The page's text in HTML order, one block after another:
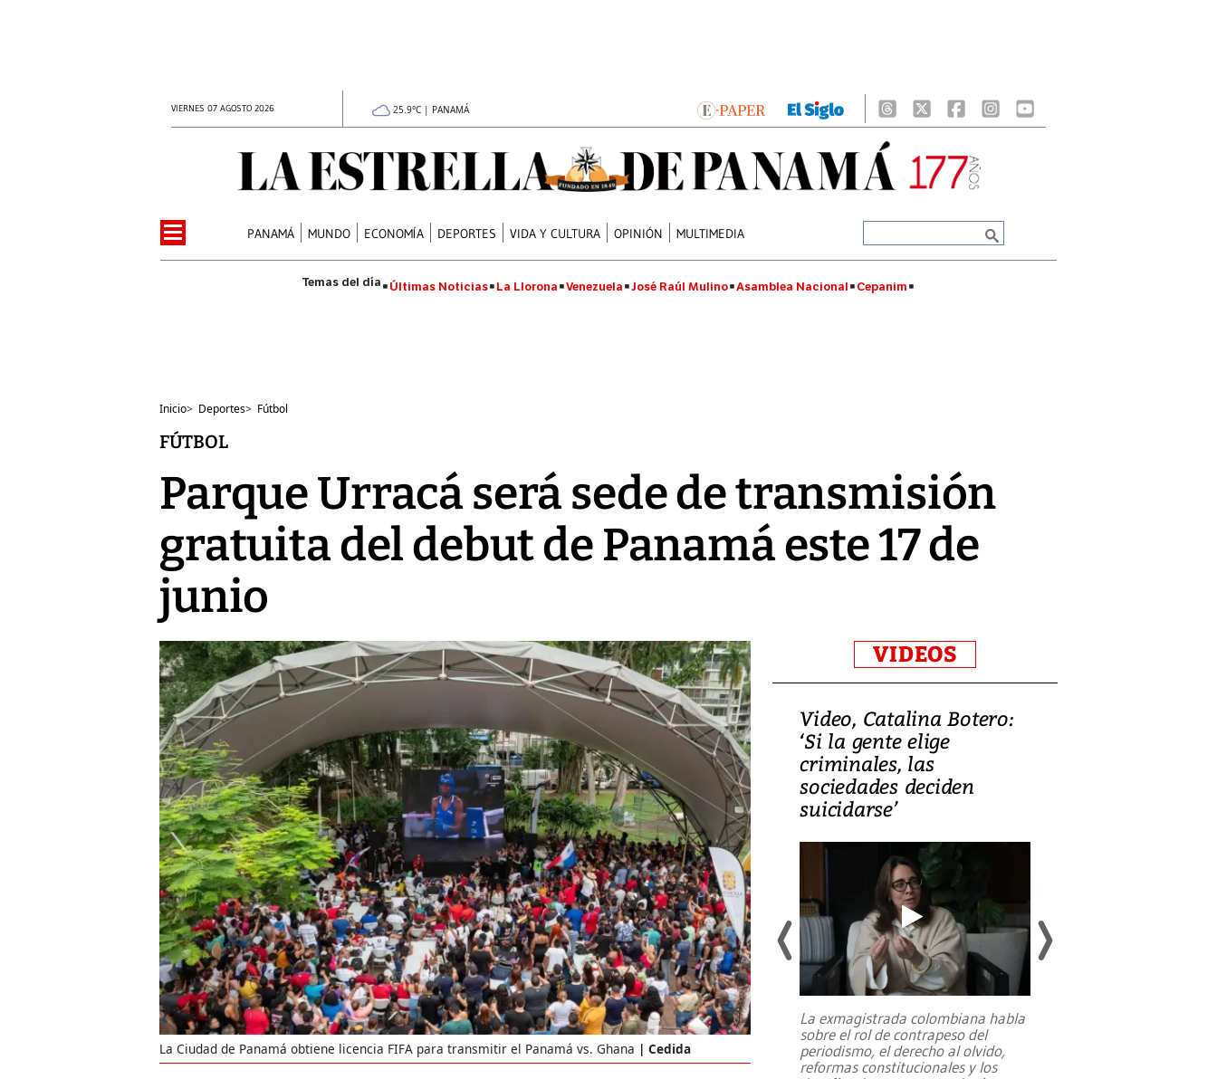
VIERNES 07 AGOSTO 2026 25.9°C | PANAMÁ
PANAMÁ MUNDO ECONOMÍA DEPORTES VIDA Y CULTURA OPINIÓN MULTIMEDIA
Últimas Noticias La Llorona Venezuela José Raúl Mulino Asamblea Nacional Cepanim
Inicio> Deportes> Fútbol
FÚTBOL
Parque Urracá será sede de transmisión
gratuita del debut de Panamá este 17 de
junio
La Ciudad de Panamá obtiene licencia FIFA para transmitir el Panamá vs. Ghana Cedida
VIDEOS
Video, Japón: Terremoto
deja heridos y graves
daños en Kumamoto
Un fuerte terremoto de magnitud
7,1 se registró este martes 28 de
julio en la prefectura de Kumamoto,
al sur de Japón, provocando una
emergencia de gran...
Video, Catalina Botero:
‘Si la gente elige
criminales, las
sociedades deciden
suicidarse’
La exmagistrada colombiana habla
sobre el rol de contrapeso del
periodismo, el derecho al olvido,
reformas constitucionales y los